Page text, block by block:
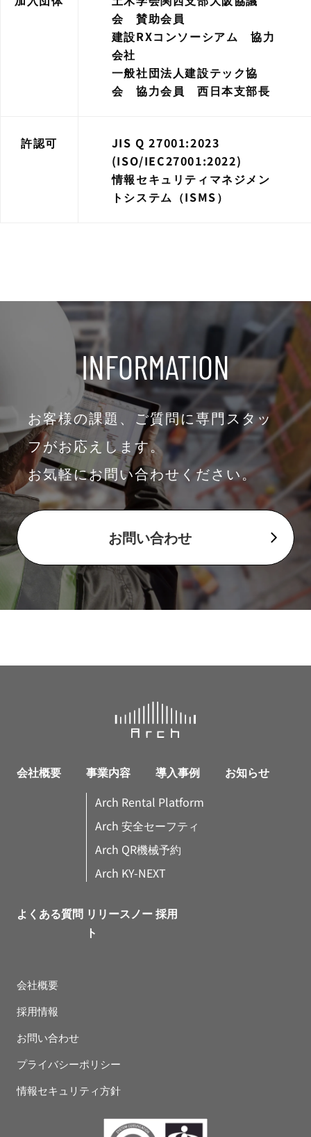
会 賛助会員
建設RXコンソーシアム 協力
会社
一般社団法人建設テック協
会 協力会員 西日本支部長
許認可
JIS Q 27001:2023
(ISO/IEC27001:2022)
情報セキュリティマネジメン
トシステム（ISMS）
INFORMATION
お客様の課題、ご質問に専門スタッ
フがお応えします。
お気軽にお問い合わせください。
お問い合わせ
会社概要 事業内容
Arch Rental Platform
Arch 安全セーフティ
Arch QR機械予約
Arch KY-NEXT
導入事例 お知らせ
よくある質問 リリースノー
ト
採用
会社概要
採用情報
お問い合わせ
プライバシーポリシー
情報セキュリティ方針